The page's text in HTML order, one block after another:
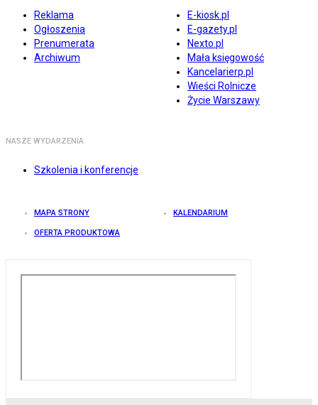
Reklama
Ogłoszenia
Prenumerata
Archiwum
E-kiosk.pl
E-gazety.pl
Nexto.pl
Mała księgowość
Kancelarierp.pl
Wieści Rolnicze
Życie Warszawy
NASZE WYDARZENIA
Szkolenia i konferencje
MAPA STRONY KALENDARIUM
OFERTA PRODUKTOWA